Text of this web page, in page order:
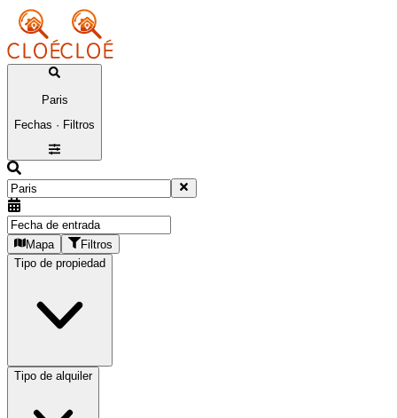
Paris
Fechas · Filtros
Mapa
Filtros
Tipo de propiedad
Tipo de alquiler